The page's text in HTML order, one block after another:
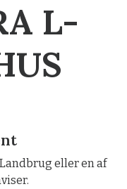
L-
eller en af